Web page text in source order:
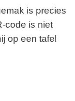
is precies
code is niet
op een tafel